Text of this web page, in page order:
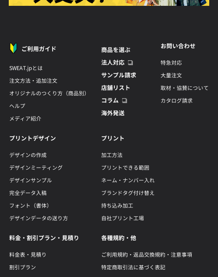
ご利用ガイド
SWEAT.jpとは
注文方法・追加注文
オリジナルのつくり方（商品別）
ヘルプ
メディア紹介
商品を選ぶ
法人対応
サンプル請求
店舗リスト
コラム
海外発送
お問い合わせ
特急対応
大量注文
取材・協賛について
カタログ請求
プリントデザイン
デザインの作成
デザインミーティング
デザインサンプル
完全データ入稿
フォント（書体）
デザインデータの送り方
プリント
加工方法
プリントできる範囲
ネーム・ナンバー入れ
ブランドタグ付け替え
持ち込み加工
自社プリント工場
料金・割引プラン・見積り
料金表・見積り
割引プラン
各種規約・他
ご利用規約・返品交換規約・注意事項
特定商取引法に基づく表記